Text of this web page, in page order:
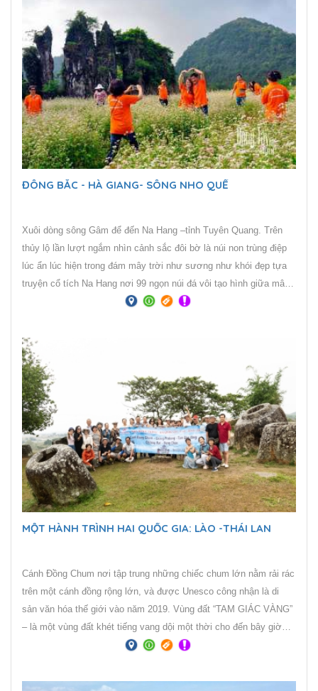
ĐÔNG BẮC - HÀ GIANG- SÔNG NHO QUẾ
Xuôi dòng sông Gâm để đến Na Hang –tỉnh Tuyên Quang. Trên
thủy lộ lần lượt ngắm nhìn cảnh sắc đôi bờ là núi non trùng điệp
lúc ẩn lúc hiện trong đám mây trời như sương như khói đẹp tựa
truyện cổ tích Na Hang nơi 99 ngọn núi đá vôi tạo hình giữa mây
trời, sông nước ... là thắng cảnh hiếm nơi nào có.
MỘT HÀNH TRÌNH HAI QUỐC GIA: LÀO -THÁI LAN
Cánh Đồng Chum nơi tập trung những chiếc chum lớn nằm rải rác
trên một cánh đồng rộng lớn, và được Unesco công nhận là di
sản văn hóa thế giới vào năm 2019. Vùng đất “TAM GIÁC VÀNG”
– là một vùng đất khét tiếng vang dội một thời cho đến bây giờ
vẫn là địa danh rất được xem là mảnh đất đầy bí ẩn. Tam giác
Nam, trải dài từ tỉnh Mong Hpayak của Myanmar, sang Chiang Rai